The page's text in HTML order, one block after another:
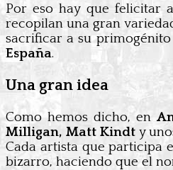
Por eso hay que felicitar
recopilan una gran
sacrificar a su
España.
Una gran idea
Como hemos dicho, en
Milligan, Matt Kindt y
Cada artista que participa
bizarro, haciendo que el